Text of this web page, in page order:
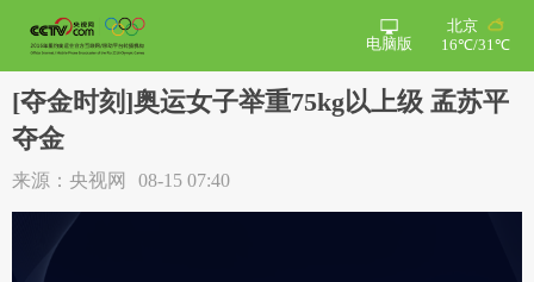
北京
16℃/31℃
电脑版
[夺金时刻]奥运女子举重75kg以上级 孟苏平
夺金
来源：央视网 08-15 07:40